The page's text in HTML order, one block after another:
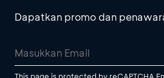
Dapatkan promo dan